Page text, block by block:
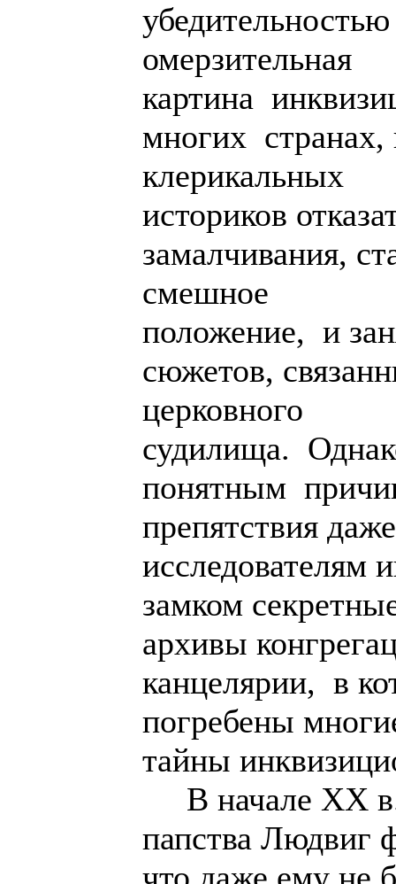
омерзительная
картина
многих
клерикальных
историков
замалчивания,
смешное
положение, и
сюжетов,
церковного
судилища.
понятным
препятствия
исследователям
замком
архивы
канцелярии, в
погребены
тайны
В начале XX в.
папства Людвиг